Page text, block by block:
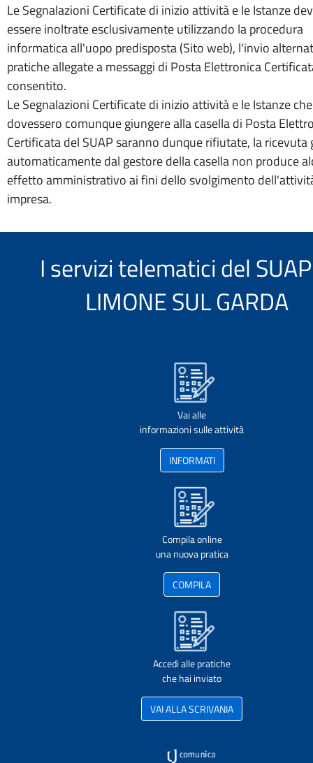
Le Segnalazioni Certificate di inizio attività e le Istanze
essere inoltrate esclusivamente utilizzando la procedura
informatica all'uopo predisposta (Sito web), l'invio
pratiche allegate a messaggi di Posta Elettronica
consentito.
Le Segnalazioni Certificate di inizio attività e le Istanze che
dovessero comunque giungere alla casella di Posta
Certificata del SUAP saranno dunque rifiutate, la ricevuta
automaticamente dal gestore della casella non produce
effetto amministrativo ai fini dello svolgimento
impresa.
I servizi telematici del
LIMONE SUL GARDA
Vai alle
informazioni sulle attività
INFORMATI
Compila online
una nuova pratica
COMPILA
Accedi alle pratiche
che hai inviato
VAI ALLA SCRIVANIA